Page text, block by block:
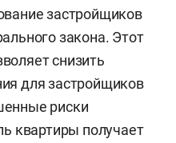
застройщиков
закона. Этот
снизить
для застройщиков
риски
квартиры получает